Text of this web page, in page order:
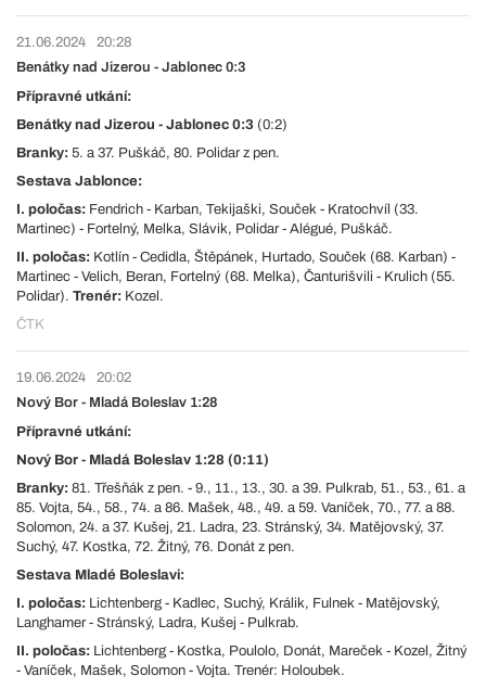
21.06.2024
20:28
Benátky nad Jizerou - Jablonec 0:3
Přípravné utkání:
Benátky nad Jizerou - Jablonec 0:3 (0:2)
Branky: 5. a 37. Puškáč, 80. Polidar z pen.
Sestava Jablonce:
I. poločas: Fendrich - Karban, Tekijaški, Souček - Kratochvíl (33.
Martinec) - Fortelný, Melka, Slávik, Polidar - Alégué, Puškáč.
II. poločas: Kotlín - Cedidla, Štěpánek, Hurtado, Souček (68. Karban) -
Martinec - Velich, Beran, Fortelný (68. Melka), Čanturišvili - Krulich (55.
Polidar). Trenér: Kozel.
ČTK
19.06.2024
20:02
Nový Bor - Mladá Boleslav 1:28
Přípravné utkání:
Nový Bor - Mladá Boleslav 1:28 (0:11)
Branky: 81. Třešňák z pen. - 9., 11., 13., 30. a 39. Pulkrab, 51., 53., 61. a
85. Vojta, 54., 58., 74. a 86. Mašek, 48., 49. a 59. Vaníček, 70., 77. a 88.
Solomon, 24. a 37. Kušej, 21. Ladra, 23. Stránský, 34. Matějovský, 37.
Suchý, 47. Kostka, 72. Žitný, 76. Donát z pen.
Sestava Mladé Boleslavi:
I. poločas: Lichtenberg - Kadlec, Suchý, Králik, Fulnek - Matějovský,
Langhamer - Stránský, Ladra, Kušej - Pulkrab.
II. poločas: Lichtenberg - Kostka, Poulolo, Donát, Mareček - Kozel, Žitný
- Vaníček, Mašek, Solomon - Vojta. Trenér: Holoubek.